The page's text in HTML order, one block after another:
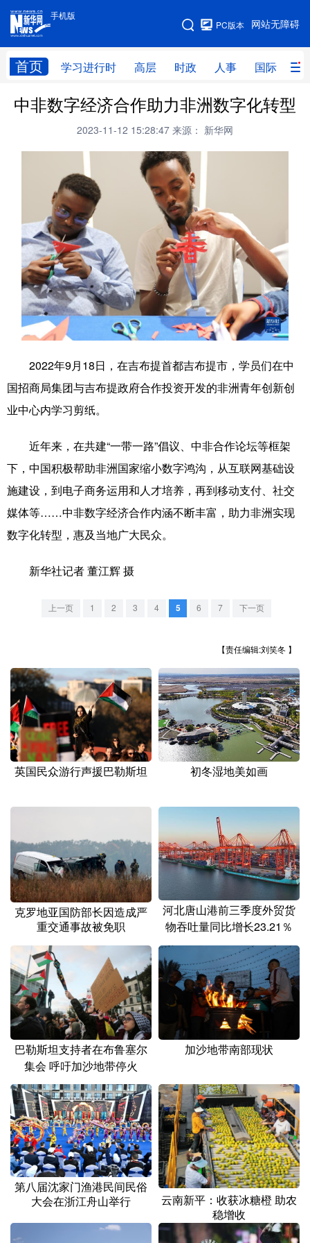
手机版
网站无障碍
PC版本
首页 学习进行时 高层 时政 人事 国际 财
手机版
网站地图
学习进行时 高层 时政 人事
财经 网评
全球连线
科技 量子
文化 健康
访谈 视频 图片 政务
法律 中央文件 金融 汽车
食品 人居 信息化 数字经济
学术中国 乡村振兴 银龄 溯源中国
城市 旅游 能源 会展
彩票 娱乐 时尚 悦读
文化产业
地方频道
北京 天津
辽宁 吉林
重庆
四川 贵州 云南 西藏
陕西 甘肃 宁夏
新疆 内蒙古 黑龙江
Русский язык 日本語 한국어
Deutsch Português
中非数字经济合作助力非洲数字化转型
2023-11-12 15:28:47 来源： 新华网
2022年9月18日，在吉布提首都吉布提市，学员们在中
国招商局集团与吉布提政府合作投资开发的非洲青年创新创
业中心内学习剪纸。
近年来，在共建“一带一路”倡议、中非合作论坛等框架
下，中国积极帮助非洲国家缩小数字鸿沟，从互联网基础设
施建设，到电子商务运用和人才培养，再到移动支付、社交
媒体等……中非数字经济合作内涵不断丰富，助力非洲实现
数字化转型，惠及当地广大民众。
新华社记者 董江辉 摄
上一页 1 2 3 4 5 6 7 下一页
【责任编辑:刘笑冬 】
英国民众游行声援巴勒斯坦 初冬湿地美如画
克罗地亚国防部长因造成严
重交通事故被免职
河北唐山港前三季度外贸货
物吞吐量同比增长23.21％
巴勒斯坦支持者在布鲁塞尔
集会 呼吁加沙地带停火
加沙地带南部现状
第八届沈家门渔港民间民俗
大会在浙江舟山举行
云南新平：收获冰糖橙 助农
稳增收